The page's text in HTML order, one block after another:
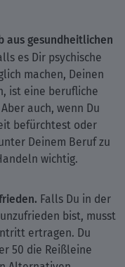
aus gesundheitlichen
es Dir psychische
machen, Deinen
ist eine berufliche
auch, wenn Du
befürchtest oder
Deinem Beruf zu
wichtig.
Falls Du in der
bist, musst
ertragen. Du
50 die Reißleine